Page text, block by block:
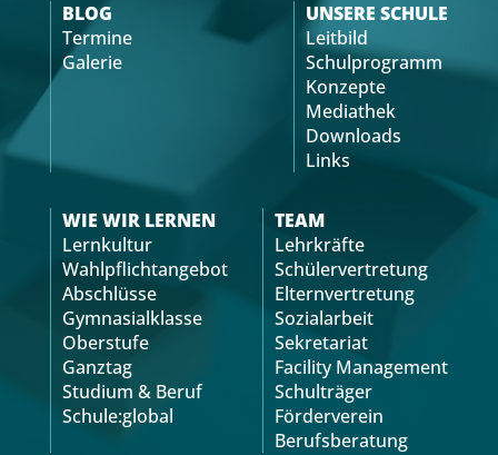
BLOG
Termine
Galerie
UNSERE SCHULE
Leitbild
Schulprogramm
Konzepte
Mediathek
Downloads
Links
WIE WIR LERNEN
Lernkultur
Wahlpflichtangebot
Abschlüsse
Gymnasialklasse
Oberstufe
Ganztag
Studium & Beruf
Schule:global
TEAM
Lehrkräfte
Schülervertretung
Elternvertretung
Sozialarbeit
Sekretariat
Facility Management
Schulträger
Förderverein
Berufsberatung